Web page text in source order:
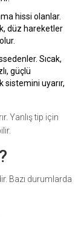
hissi olanlar.
düz hareketler
Sıcak,
güçlü
sistemini uyarır,
Yanlış tip için
Bazı durumlarda